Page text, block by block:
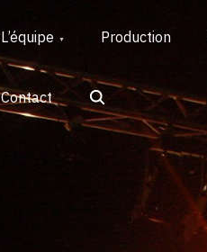
L’équipe Production
Contact